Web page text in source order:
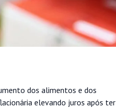
dos alimentos e dos
elevando juros após ter